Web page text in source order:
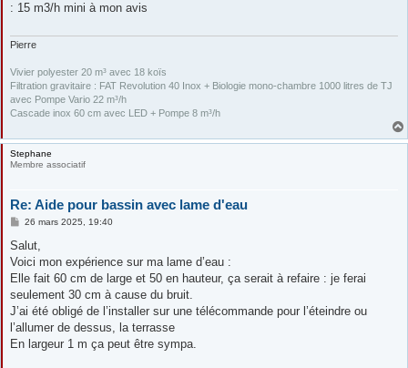
a
: 15 m3/h mini à mon avis
Pierre
Vivier polyester 20 m³ avec 18 koïs
Filtration gravitaire : FAT Revolution 40 Inox + Biologie mono-chambre 1000 litres de TJ
avec Pompe Vario 22 m³/h
Cascade inox 60 cm avec LED + Pompe 8 m³/h
Stephane
Membre associatif
Re: Aide pour bassin avec lame d'eau
M
s
a
g
26 mars 2025, 19:40
Salut,
Voici mon expérience sur ma lame d’eau :
Elle fait 60 cm de large et 50 en hauteur, ça serait à refaire : je ferai
seulement 30 cm à cause du bruit.
J’ai été obligé de l’installer sur une télécommande pour l’éteindre ou
l’allumer de dessus, la terrasse
En largeur 1 m ça peut être sympa.